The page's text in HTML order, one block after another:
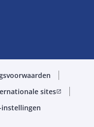
sitesopen_in_new
instellingen